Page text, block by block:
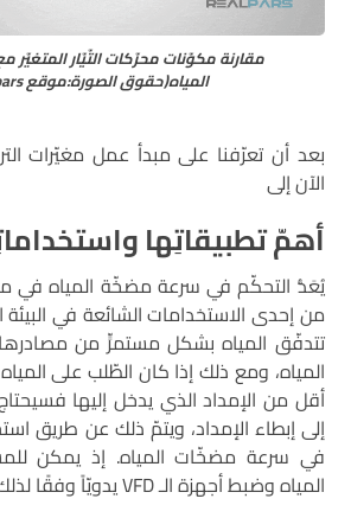
مقارنة مكوّنات محرّكات التّيّار
المياه(حقوق الصورة:موقع realpars)
الآن إلى
أهمّ تطبيقاتِها
يُعَدُّ التحكّم في سرعة مضخّة المياه في
من إحدى الاستخدامات الشائعة في البيئة
تتدفّق المياه بشكل مستمرٍّ من
المياه، ومع ذلك إذا كان الطّلب على
أقل من الإمداد الذي يدخل إليها
في سرعة مضخّات المياه. إذ يمكن
المياه وضبط أجهزة الـ VFD يدويّاً وفقًا لذلك.